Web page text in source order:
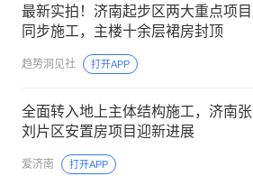
最新实拍！济南起步区两大重点项目
同步施工，主楼十余层裙房封顶
趋势洞见社 打开APP
全面转入地上主体结构施工，济南张
刘片区安置房项目迎新进展
爱济南 打开APP